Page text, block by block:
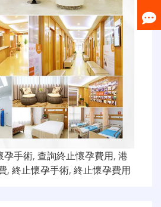
孕手術, 查詢終止懷孕費用, 港
, 終止懷孕手術, 終止懷孕費用